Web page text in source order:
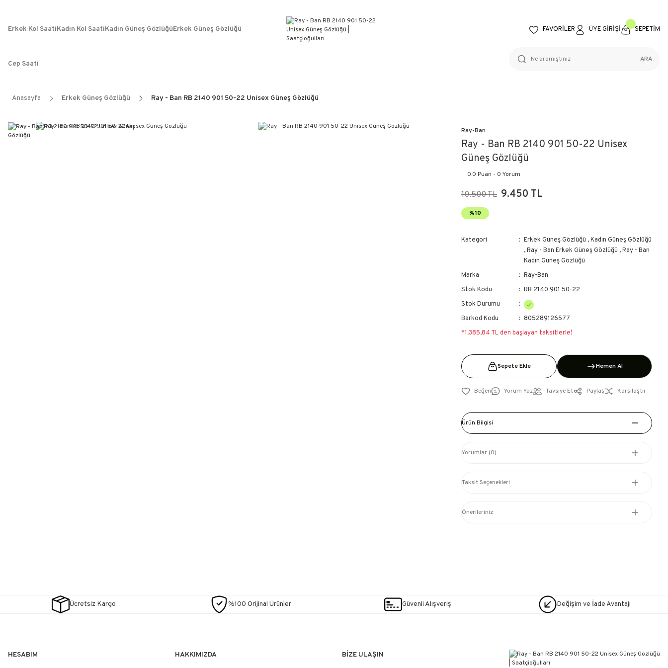
%100 ORİJİNAL ÜRÜN GARANTİSİ
WEB SİTESİNE ÖZEL FİYATLAR
KAÇIRILMAYACAK FIRSATLAR
Erkek Kol SaatiKadın Kol SaatiKadın Güneş GözlüğüErkek Güneş Gözlüğü
Cep Saati
FAVORİLER ÜYE GİRİŞİ SEPETİM
ARA
Anasayfa Erkek Güneş Gözlüğü Ray - Ban RB 2140 901 50-22 Unisex Güneş Gözlüğü
Ray-Ban
Ray - Ban RB 2140 901 50-22 Unisex
Güneş Gözlüğü
0.0 Puan - 0 Yorum
10.500 TL 9.450 TL
%10
Kategori Erkek Güneş Gözlüğü ,Kadın Güneş Gözlüğü
,Ray - Ban Erkek Güneş Gözlüğü ,Ray - Ban
Kadın Güneş Gözlüğü
Marka
Ray-Ban
Stok Kodu
RB 2140 901 50-22
Stok Durumu
Barkod Kodu
805289126577
*1.385,84 TL den başlayan taksitlerle!
Sepete Ekle Hemen Al
Yorum Yaz Tavsiye Et Paylaş Karşılaştır
Ürün Bilgisi
Yorumlar (0)
Taksit Seçenekleri
Önerileriniz
Ücretsiz Kargo %100 Orijinal Ürünler Güvenli Alışveriş Değişim ve İade Avantajı
HESABIM HAKKIMIZDA BİZE ULAŞIN